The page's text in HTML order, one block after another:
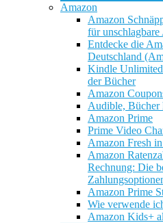
Amazon
Amazon
für
Entdecke die
Deutschland
Kindle Unlimited
der Bücher
Amazon
Audible, Bücher
Amazon Prime
Prime Video
Amazon Fresh
Amazon
Rechnung: Die
Amazon Prime
Wie verwende
Amazon Kids+